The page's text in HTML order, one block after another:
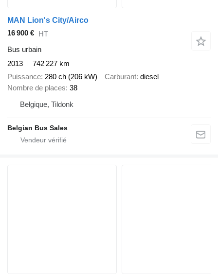
MAN Lion's City/Airco
16 900 € HT
Bus urbain
2013
742 227 km
Puissance 280 ch (206 kW) Carburant diesel
Nombre de places 38
Belgique, Tildonk
Belgian Bus Sales